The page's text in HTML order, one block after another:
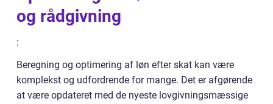
og rådgivning
:
Beregning og optimering af løn efter skat kan være
komplekst og udfordrende for mange. Det er afgørende
at være opdateret med de nyeste lovgivningsmæssige